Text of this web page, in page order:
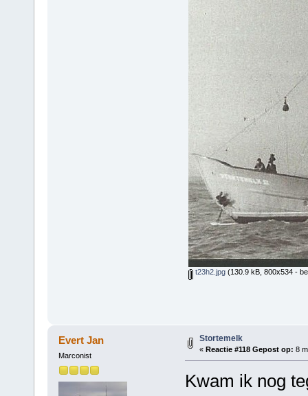
t23h2.jpg(130.9 kB, 800x534 -
Evert Jan
Marconist
Stortemelk
« Reactie #118 Gepost op: 8
Kwam ik nog